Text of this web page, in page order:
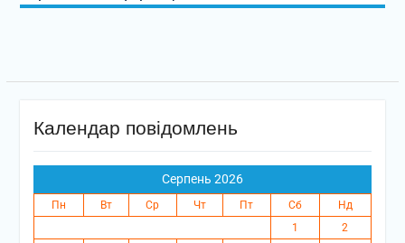
Календар повідомлень
Серпень 2026
Пн Вт Ср Чт Пт Сб
Нд
1
2